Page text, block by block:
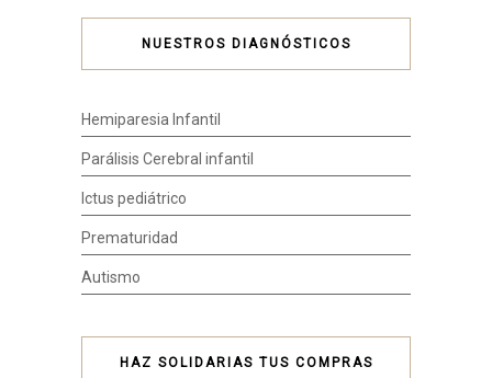
NUESTROS DIAGNÓSTICOS
Hemiparesia Infantil
Parálisis Cerebral infantil
Ictus pediátrico
Prematuridad
Autismo
HAZ SOLIDARIAS TUS COMPRAS